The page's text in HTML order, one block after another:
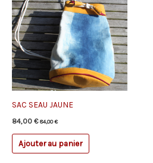
SAC SEAU JAUNE
84,00 € 84,00€
Ajouter au panier